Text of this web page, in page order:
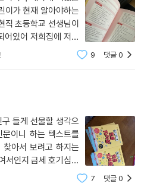
이가 현재 알아야하는
초등학교 선생님이
어있어 저희집에 저학
아요. 코로나때 입학
가정에서 뭔가 채워
9 댓글0
들게 선물할 생각으
이니 하는 텍스트를
아서 보려고 하지는
서인지 금세 호기심을
견하다. 또 엄마인 내
야 미션을 수행할 수
7 댓글0